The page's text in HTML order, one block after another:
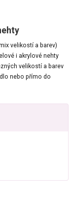
velikostí a barev)
i akrylové nehty
velikostí a barev
nebo přímo do